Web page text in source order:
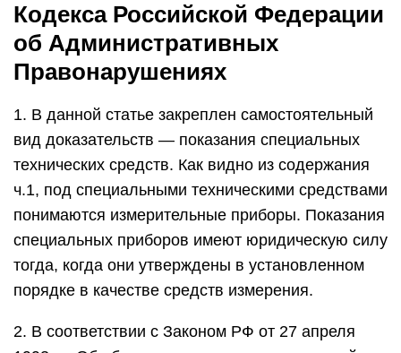
Кодекса Российской Федерации
об Административных
Правонарушениях
1. В данной статье закреплен самостоятельный
вид доказательств — показания специальных
технических средств. Как видно из содержания
ч.1, под специальными техническими средствами
понимаются измерительные приборы. Показания
специальных приборов имеют юридическую силу
тогда, когда они утверждены в установленном
порядке в качестве средств измерения.
2. В соответствии с Законом РФ от 27 апреля